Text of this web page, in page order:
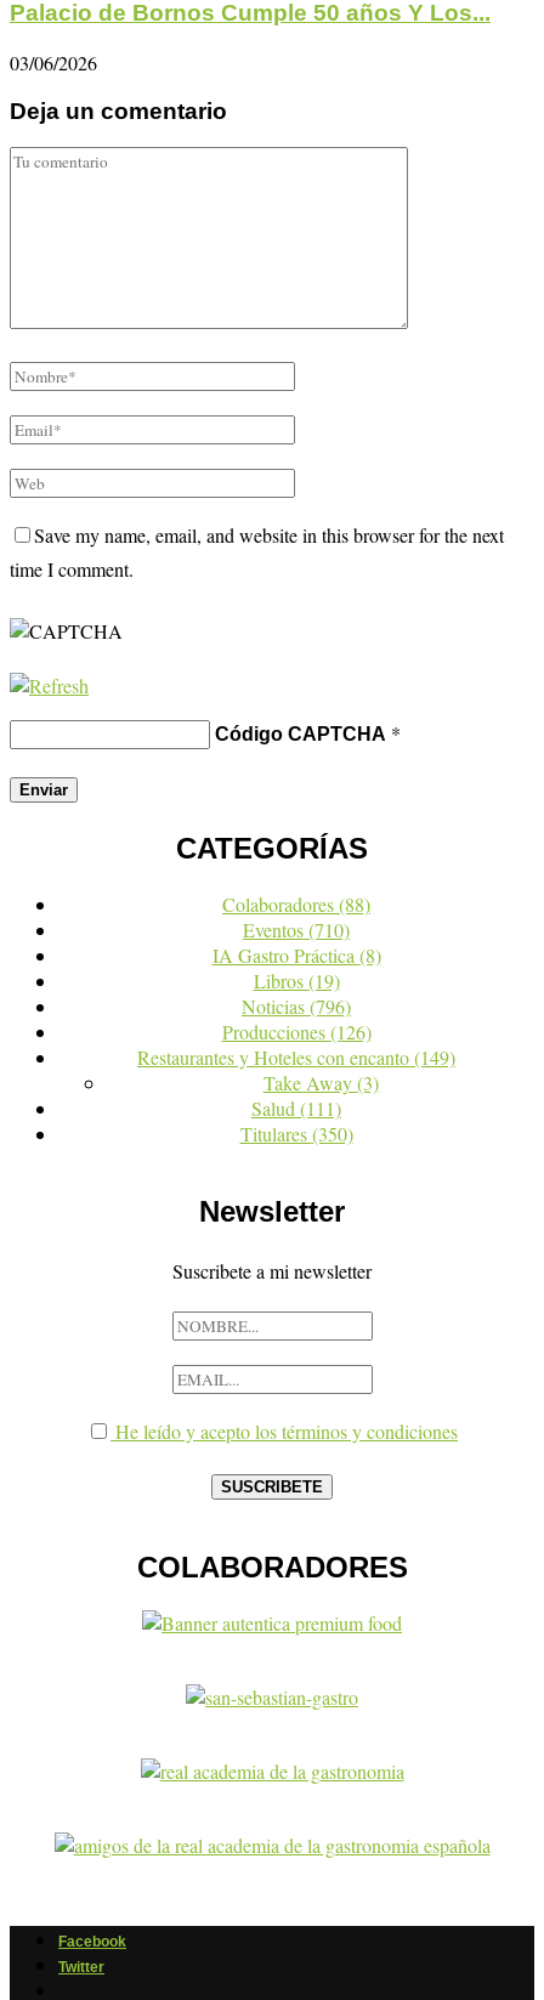
Palacio de Bornos Cumple 50 años Y Los...
03/06/2026
Deja un comentario
Save my name, email, and website in this browser for the next
time I comment.
Código CAPTCHA *
CATEGORÍAS
Colaboradores(88)
Eventos(710)
IA Gastro Práctica (8)
Libros(19)
Noticias(796)
Producciones(126)
Restaurantes y Hoteles con encanto(149)
Take Away(3)
Salud (111)
Titulares(350)
Newsletter
Suscribete a mi newsletter
He leído y acepto los términos y condiciones
COLABORADORES
Facebook
Twitter